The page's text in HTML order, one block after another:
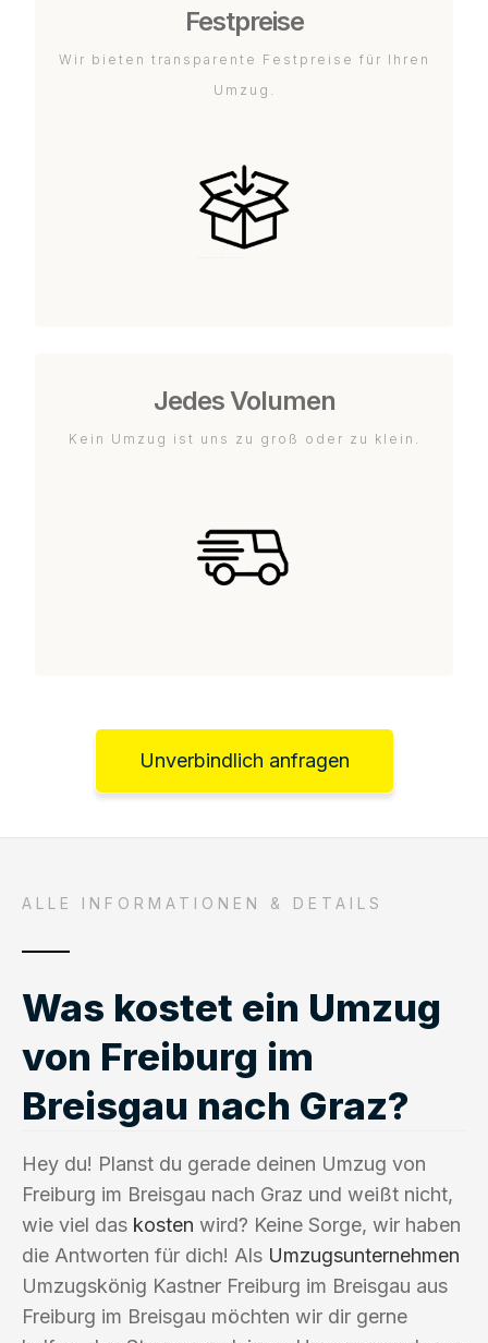
Festpreise
Wir bieten transparente Festpreise für Ihren
Umzug.
Jedes Volumen
Kein Umzug ist uns zu groß oder zu klein.
Unverbindlich anfragen
ALLE INFORMATIONEN & DETAILS
Was kostet ein Umzug
von Freiburg im
Breisgau nach Graz?
Hey du! Planst du gerade deinen Umzug von
Freiburg im Breisgau nach Graz und weißt nicht,
wie viel das kosten wird? Keine Sorge, wir haben
die Antworten für dich! Als Umzugsunternehmen
Umzugskönig Kastner Freiburg im Breisgau aus
Freiburg im Breisgau möchten wir dir gerne